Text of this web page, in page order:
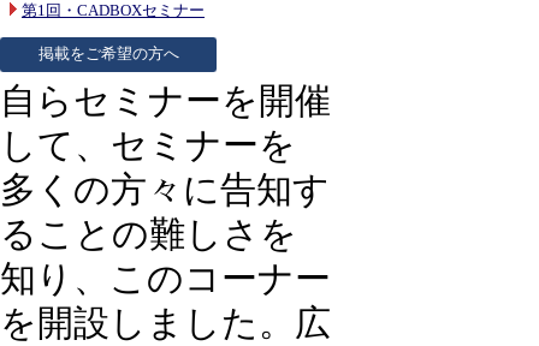
第1回・CADBOXセミナー
掲載をご希望の方へ
自らセミナーを開催
して、セミナーを
多くの方々に告知す
ることの難しさを
知り、このコーナー
を開設しました。広